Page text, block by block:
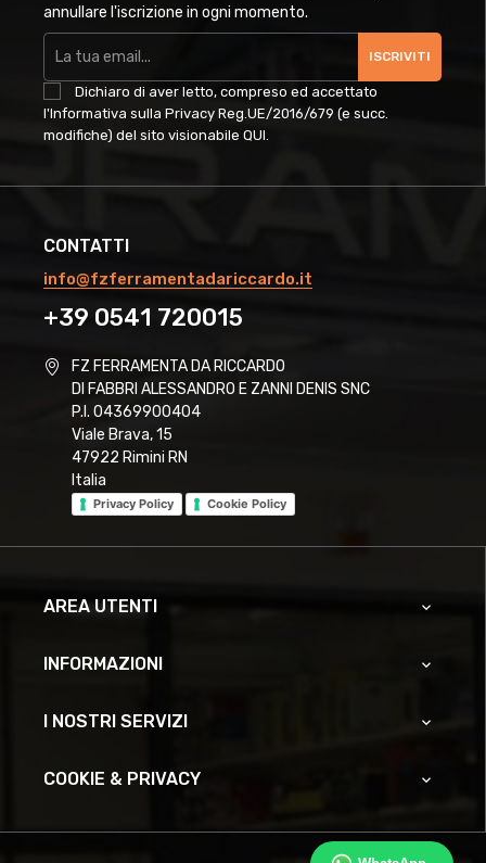
annullare l'iscrizione in ogni momento.
ISCRIVITI
Dichiaro di aver letto, compreso ed accettato
l'Informativa sulla Privacy Reg.UE/2016/679 (e succ.
modifiche) del sito visionabile QUI
CONTATTI
info@fzferramentadariccardo.it
+39 0541 720015
FZ FERRAMENTA DA RICCARDO
DI FABBRI ALESSANDRO E ZANNI DENIS SNC
P.I. 04369900404
Viale Brava, 15
47922 Rimini RN
Italia
Privacy Policy Cookie Policy
AREA UTENTI 
INFORMAZIONI 
I NOSTRI SERVIZI 
COOKIE & PRIVACY 